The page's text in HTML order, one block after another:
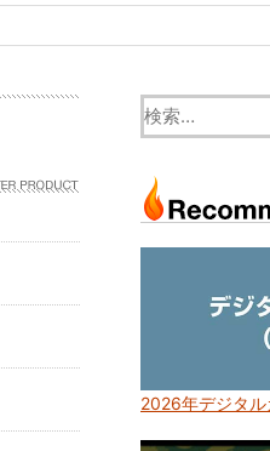
2026年デジタ